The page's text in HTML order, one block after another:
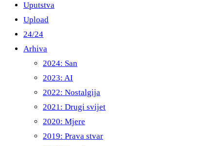
Uputstva
Upload
24/24
Arhiva
2024: San
2023: AI
2022: Nostalgija
2021: Drugi svijet
2020: Mjere
2019: Prava stvar